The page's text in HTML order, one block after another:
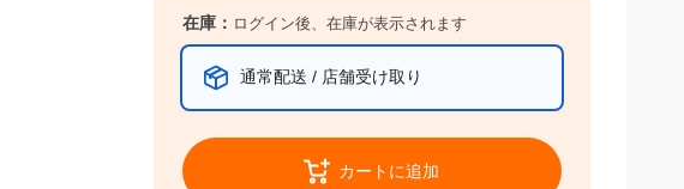
在庫： ログイン後、在庫が表示されます
通常配送 / 店舗受け取り
カートに追加